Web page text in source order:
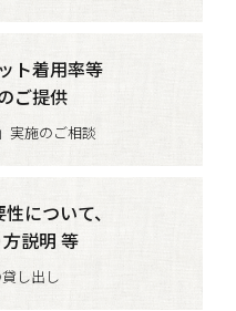
ト着用率等
ご提供
実施のご相談
について、
説明 等
し出し